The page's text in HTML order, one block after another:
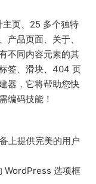
页、25 多个独特
产品页面、关于、
不同内容元素的其
签、滑块、404 页
器，它将帮助您快
编码技能！
上提供完美的用户
WordPress 选项框